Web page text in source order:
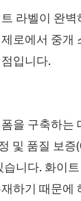
라벨이 완
로에서 중개
입니다.
을 구축하는
및 품질 보
니다. 화이
하기 때문에